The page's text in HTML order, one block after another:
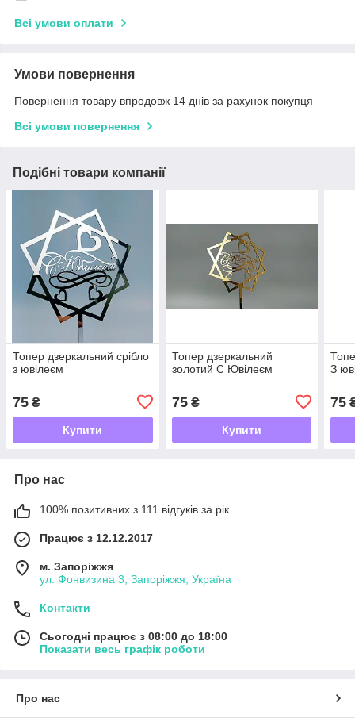
Всі умови оплати
Умови повернення
Повернення товару впродовж 14 днів за рахунок покупця
Всі умови повернення
Подібні товари компанії
Топер дзеркальний срібло
з ювілеєм
75 ₴
Купити
Топер дзеркальний
золотий С Ювілеєм
75₴
Купити
З
75
Про нас
100% позитивних з 111 відгуків за рік
Працює з 12.12.2017
м. Запоріжжя
ул. Фонвизина 3, Запоріжжя, Україна
Контакти
Сьогодні працює з 08:00 до 18:00
Показати весь графік роботи
Про нас